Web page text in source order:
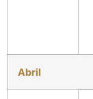
Abril